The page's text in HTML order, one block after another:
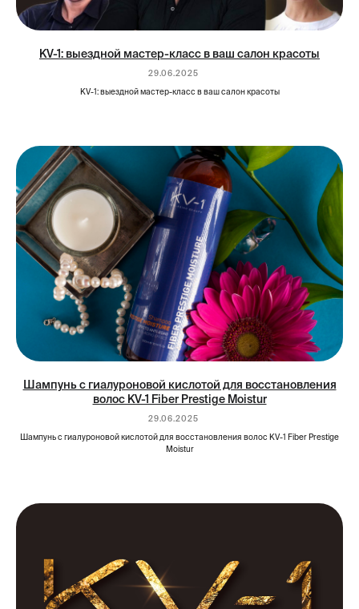
KV-1: выездной мастер-класс в ваш салон красоты
29.06.2025
KV-1: выездной мастер-класс в ваш салон красоты
Шампунь с гиалуроновой кислотой для восстановления
волос KV-1 Fiber Prestige Moistur
29.06.2025
Шампунь с гиалуроновой кислотой для восстановления волос KV-1 Fiber Prestige
Moistur